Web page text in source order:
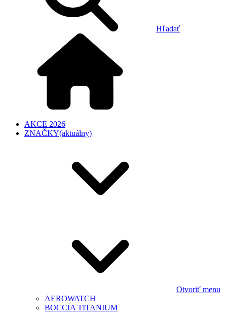
Hľadať
AKCE 2026
ZNAČKY(aktuálny)
Otvoriť menu
AEROWATCH
BOCCIA TITANIUM